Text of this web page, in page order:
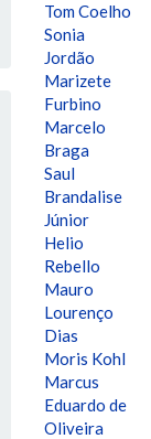
Tom Coelho
Sonia
Jordão
Marizete
Furbino
Marcelo
Braga
Saul
Brandalise
Júnior
Helio
Rebello
Mauro
Lourenço
Dias
Moris Kohl
Marcus
Eduardo de
Oliveira